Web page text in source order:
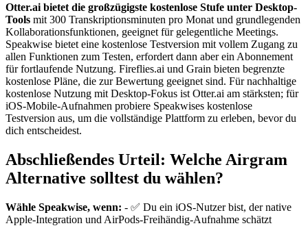
Otter.ai bietet die großzügigste kostenlose Stufe unter Desktop-
Tools mit 300 Transkriptionsminuten pro Monat und grundlegenden
Kollaborationsfunktionen, geeignet für gelegentliche Meetings.
Speakwise bietet eine kostenlose Testversion mit vollem Zugang zu
allen Funktionen zum Testen, erfordert dann aber ein Abonnement
für fortlaufende Nutzung. Fireflies.ai und Grain bieten begrenzte
kostenlose Pläne, die zur Bewertung geeignet sind. Für nachhaltige
kostenlose Nutzung mit Desktop-Fokus ist Otter.ai am stärksten; für
iOS-Mobile-Aufnahmen probiere Speakwises kostenlose
Testversion aus, um die vollständige Plattform zu erleben, bevor du
dich entscheidest.
Abschließendes Urteil: Welche Airgram
Alternative solltest du wählen?
Wähle Speakwise, wenn: - ✅ Du ein iOS-Nutzer bist, der native
Apple-Integration und AirPods-Freihändig-Aufnahme schätzt